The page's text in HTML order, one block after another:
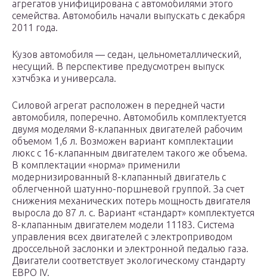
агрегатов унифицирована с автомобилями этого
семейства. Автомобиль начали выпускать с декабря
2011 года.
Кузов автомобиля — седан, цельнометаллический,
несущий. В перспективе предусмотрен выпуск
хэтчбэка и универсала.
Силовой агрегат расположен в передней части
автомобиля, поперечно. Автомобиль комплектуется
двумя моделями 8-клапанных двигателей рабочим
объемом 1,6 л. Возможен вариант комплектации
люкс с 16-клапанным двигателем такого же объема.
В комплектации «норма» применили
модернизированный 8-клапанный двигатель с
облегченной шатунно-поршневой группой. За счет
снижения механических потерь мощность двигателя
выросла до 87 л. с. Вариант «стандарт» комплектуется
8-клапанным двигателем модели 11183. Система
управления всех двигателей с электроприводом
дроссельной заслонки и электронной педалью газа.
Двигатели соответствует экологическому стандарту
ЕВРО IV.